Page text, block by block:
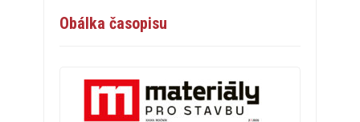
Obálka časopisu